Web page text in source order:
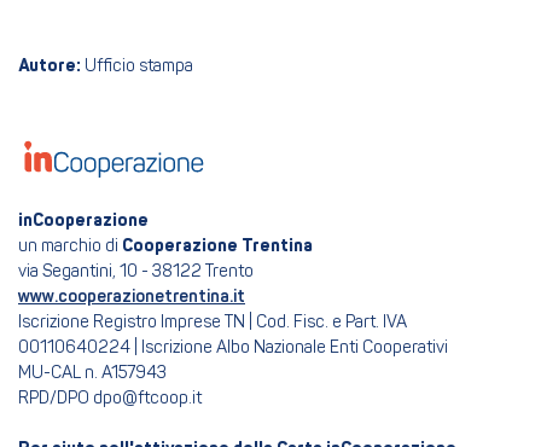
Autore: Ufficio stampa
inCooperazione
un marchio di Cooperazione Trentina
via Segantini, 10 - 38122 Trento
www.cooperazionetrentina.it
Iscrizione Registro Imprese TN | Cod. Fisc. e Part. IVA
00110640224 | Iscrizione Albo Nazionale Enti Cooperativi
MU-CAL n. A157943
RPD/DPO dpo@ftcoop.it